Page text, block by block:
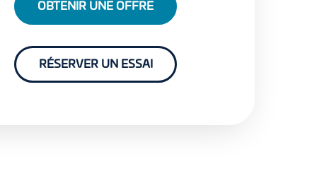
OBTENIR UNE OFFRE
RÉSERVER UN ESSAI